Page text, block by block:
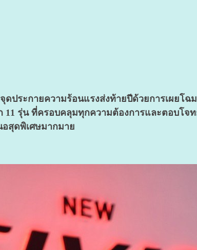
ประกายความร้อนแรงส่งท้ายปีด้วยการเผยโ
รุ่น ที่ครอบคลุมทุกความต้องการและตอบโจ
สุดพิเศษมากมาย